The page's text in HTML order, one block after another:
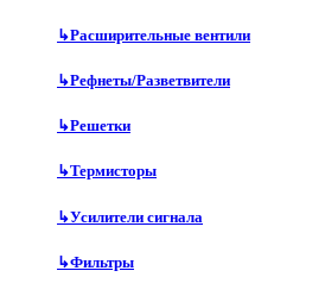
↳Расширительные вентили
↳Рефнеты/Разветвители
↳Решетки
↳Термисторы
↳Усилители сигнала
↳Фильтры